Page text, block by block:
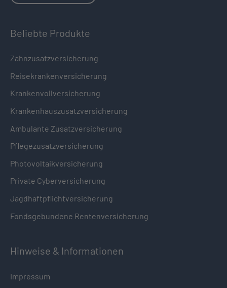
Beliebte Produkte
Zahnzusatzversicherung
Reisekrankenversicherung
Krankenvollversicherung
Krankenhauszusatzversicherung
Ambulante Zusatzversicherung
Pflegezusatzversicherung
Photovoltaikversicherung
Private Cyberversicherung
Jagdhaftpflichtversicherung
Fondsgebundene Rentenversicherung
Hinweise & Informationen
Impressum